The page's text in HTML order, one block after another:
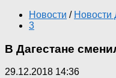
Новости / Новости
3
В Дагестане
29.12.2018 14:36